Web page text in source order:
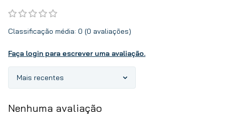
Classificação média: 0 (0 avaliações)
Faça login para escrever uma avaliação.
Mais recentes
Nenhuma avaliação